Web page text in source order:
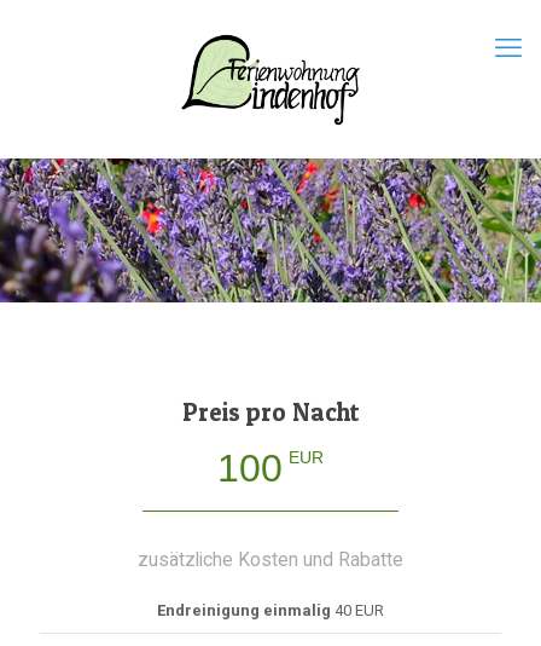
Preis pro Nacht
100 EUR
zusätzliche Kosten und Rabatte
Endreinigung einmalig 40 EUR